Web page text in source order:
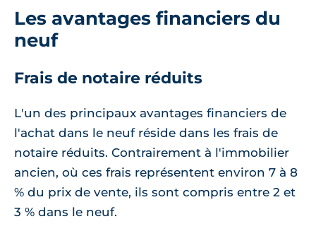
Les avantages financiers du
neuf
Frais de notaire réduits
L'un des principaux avantages financiers de
l'achat dans le neuf réside dans les frais de
notaire réduits. Contrairement à l'immobilier
ancien, où ces frais représentent environ 7 à 8
% du prix de vente, ils sont compris entre 2 et
3 % dans le neuf.